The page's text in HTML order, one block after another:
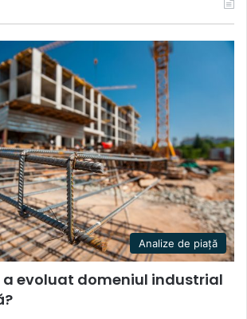
Analize de piață
a evoluat domeniul industrial